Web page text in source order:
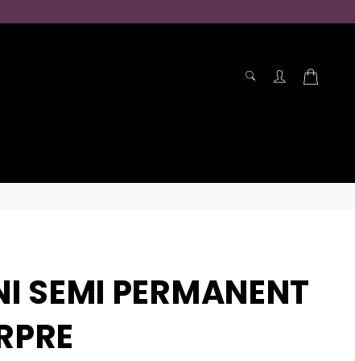
RECHERCHE
Recherche
SEMI PERMANENT